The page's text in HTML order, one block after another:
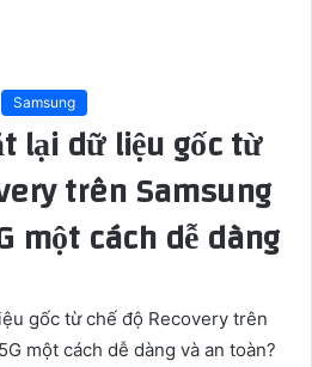
Samsung
lại dữ liệu gốc từ
trên Samsung
một cách dễ dàng
gốc từ chế độ Recovery trên
một cách dễ dàng và an toàn?